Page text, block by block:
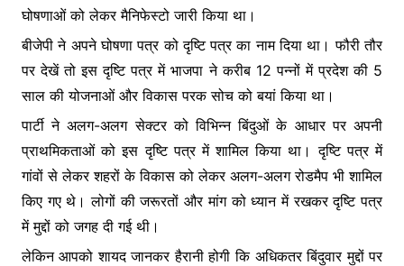
घोषणाओं को लेकर मैनिफेस्टो जारी किया था।
बीजेपी ने अपने घोषणा पत्र को दृष्टि पत्र का नाम दिया था। फौरी तौर
पर देखें तो इस दृष्टि पत्र में भाजपा ने करीब 12 पन्नों में प्रदेश की 5
साल की योजनाओं और विकास परक सोच को बयां किया था।
पार्टी ने अलग-अलग सेक्टर को विभिन्न बिंदुओं के आधार पर अपनी
प्राथमिकताओं को इस दृष्टि पत्र में शामिल किया था। दृष्टि पत्र में
गांवों से लेकर शहरों के विकास को लेकर अलग-अलग रोडमैप भी शामिल
किए गए थे। लोगों की जरूरतों और मांग को ध्यान में रखकर दृष्टि पत्र
में मुद्दों को जगह दी गई थी।
लेकिन आपको शायद जानकर हैरानी होगी कि अधिकतर बिंदुवार मुद्दों पर